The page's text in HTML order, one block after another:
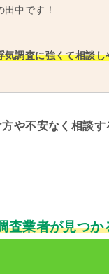
中です！
気調査に強くて相談
や不安なく相談す
査業者が見つか